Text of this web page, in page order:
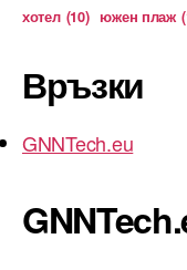
хотел (10) южен плаж
Връзки
GNNTech.eu